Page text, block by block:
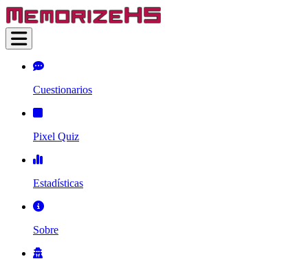
Cuestionarios
Pixel Quiz
Estadísticas
Sobre